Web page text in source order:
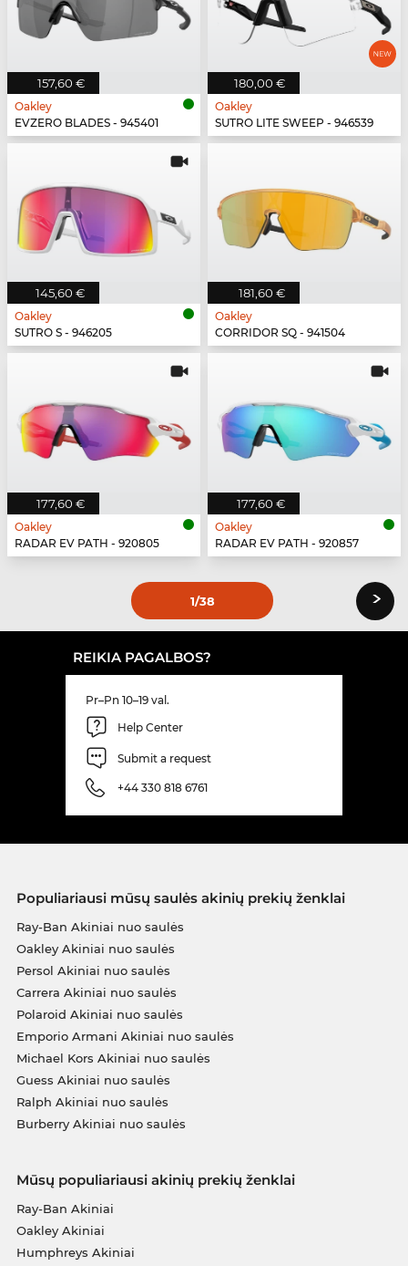
157,60 €
Oakley
EVZERO BLADES - 945401
180,00 €
Oakley
SUTRO LITE SWEEP - 946539
145,60 €
Oakley
SUTRO S - 946205
181,60 €
Oakley
CORRIDOR SQ - 941504
177,60 €
Oakley
RADAR EV PATH - 920805
177,60 €
Oakley
RADAR EV PATH - 920857
1/38 ›
REIKIA PAGALBOS?
Pr–Pn 10–19 val.
Help Center
Submit a request
+44 330 818 6761
Populiariausi mūsų saulės akinių prekių ženklai
Ray-Ban Akiniai nuo saulės
Oakley Akiniai nuo saulės
Persol Akiniai nuo saulės
Carrera Akiniai nuo saulės
Polaroid Akiniai nuo saulės
Emporio Armani Akiniai nuo saulės
Michael Kors Akiniai nuo saulės
Guess Akiniai nuo saulės
Ralph Akiniai nuo saulės
Burberry Akiniai nuo saulės
Mūsų populiariausi akinių prekių ženklai
Ray-Ban Akiniai
Oakley Akiniai
Humphreys Akiniai